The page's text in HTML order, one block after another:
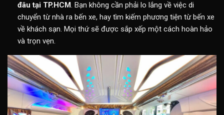
đâu tại TP.HCM. Bạn không cần phải lo lắng về việc di
chuyển từ nhà ra bến xe, hay tìm kiếm phương tiện từ bến xe
về khách sạn. Mọi thứ sẽ được sắp xếp một cách hoàn hảo
và trọn vẹn.